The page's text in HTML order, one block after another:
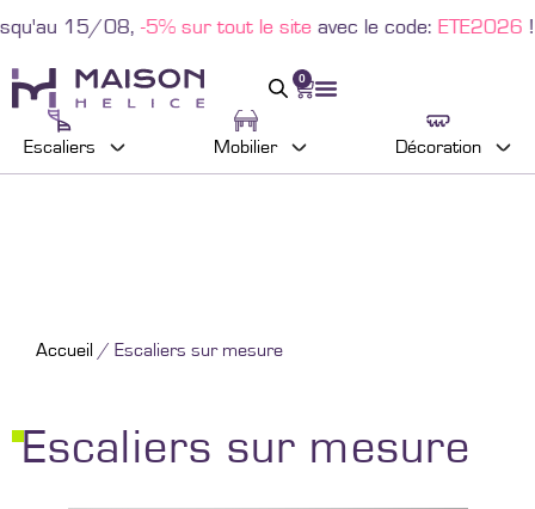
-5% sur tout le site avec le code:ETE2026!
0
Escaliers Mobilier Décoration
Accueil / Escaliers sur mesure
Escaliers sur mesure